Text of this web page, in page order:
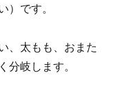
）です。
、太もも、おまた
分岐します。